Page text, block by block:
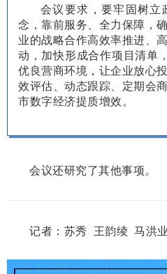
会议要求，要牢固树立
念，靠前服务、全力保障，
业的战略合作高效率推进、
动，加快形成合作项目清单
优良营商环境，让企业放心
效评估、动态跟踪、定期会
市数字经济提质增效。
会议还研究了其他事项。
记者：苏秀 王韵绫 马洪